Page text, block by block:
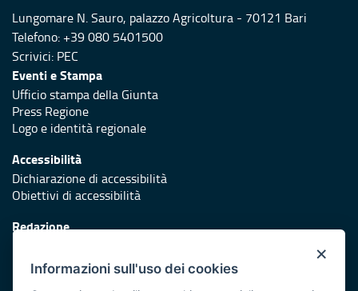
Lungomare N. Sauro, palazzo Agricoltura - 70121 Bari
Telefono: +39 080 5401500
Scrivici: PEC
Eventi e Stampa
Ufficio stampa della Giunta
Press Regione
Logo e identità regionale
Accessibilità
Dichiarazione di accessibilità
Obiettivi di accessibilità
Redazione
Protezione civile
×
Informazioni sull'uso dei cookies